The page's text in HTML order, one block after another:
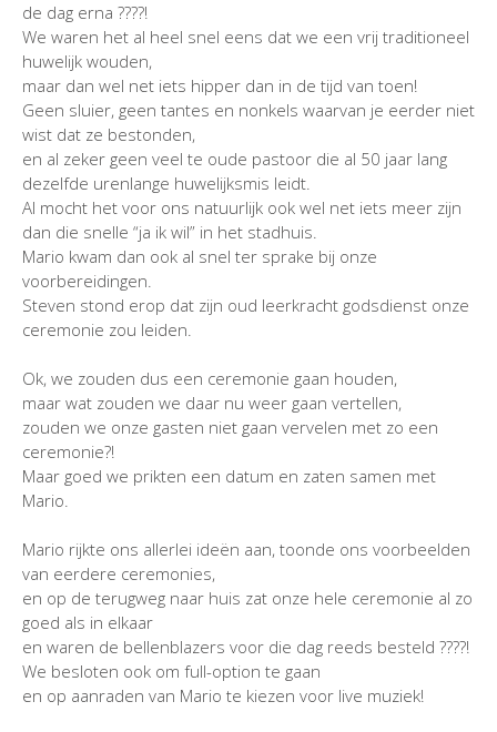
de dag erna ????!
We waren het al heel snel eens dat we een vrij traditioneel
huwelijk wouden,
maar dan wel net iets hipper dan in de tijd van toen!
Geen sluier, geen tantes en nonkels waarvan je eerder niet
wist dat ze bestonden,
en al zeker geen veel te oude pastoor die al 50 jaar lang
dezelfde urenlange huwelijksmis leidt.
Al mocht het voor ons natuurlijk ook wel net iets meer zijn
dan die snelle “ja ik wil” in het stadhuis.
Mario kwam dan ook al snel ter sprake bij onze
voorbereidingen.
Steven stond erop dat zijn oud leerkracht godsdienst onze
ceremonie zou leiden.
Ok, we zouden dus een ceremonie gaan houden,
maar wat zouden we daar nu weer gaan vertellen,
zouden we onze gasten niet gaan vervelen met zo een
ceremonie?!
Maar goed we prikten een datum en zaten samen met
Mario.
Mario rijkte ons allerlei ideën aan, toonde ons voorbeelden
van eerdere ceremonies,
en op de terugweg naar huis zat onze hele ceremonie al zo
goed als in elkaar
en waren de bellenblazers voor die dag reeds besteld ????!
We besloten ook om full-option te gaan
en op aanraden van Mario te kiezen voor live muziek!